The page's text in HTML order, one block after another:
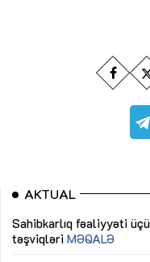
AKTUAL
Sahibkarlıq fəaliyyəti
təşviqləri MƏQALƏ